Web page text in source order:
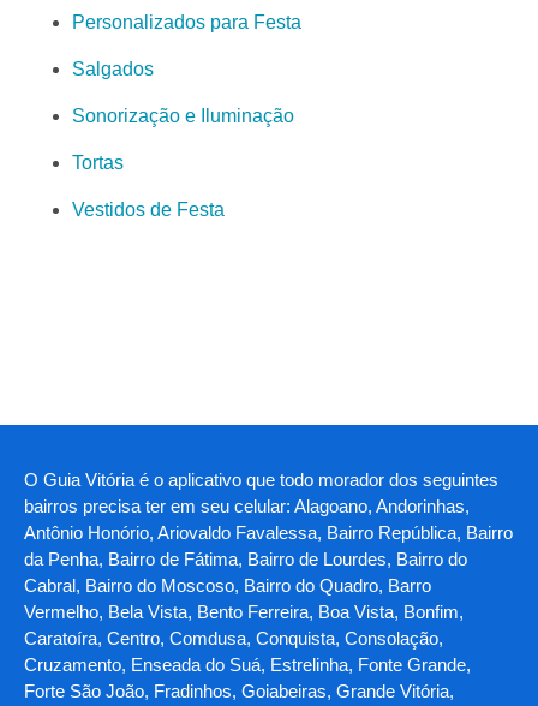
Personalizados para Festa
Salgados
Sonorização e Iluminação
Tortas
Vestidos de Festa
O Guia Vitória é o aplicativo que todo morador dos seguintes
bairros precisa ter em seu celular: Alagoano, Andorinhas,
Antônio Honório, Ariovaldo Favalessa, Bairro República, Bairro
da Penha, Bairro de Fátima, Bairro de Lourdes, Bairro do
Cabral, Bairro do Moscoso, Bairro do Quadro, Barro
Vermelho, Bela Vista, Bento Ferreira, Boa Vista, Bonfim,
Caratoíra, Centro, Comdusa, Conquista, Consolação,
Cruzamento, Enseada do Suá, Estrelinha, Fonte Grande,
Forte São João, Fradinhos, Goiabeiras, Grande Vitória,